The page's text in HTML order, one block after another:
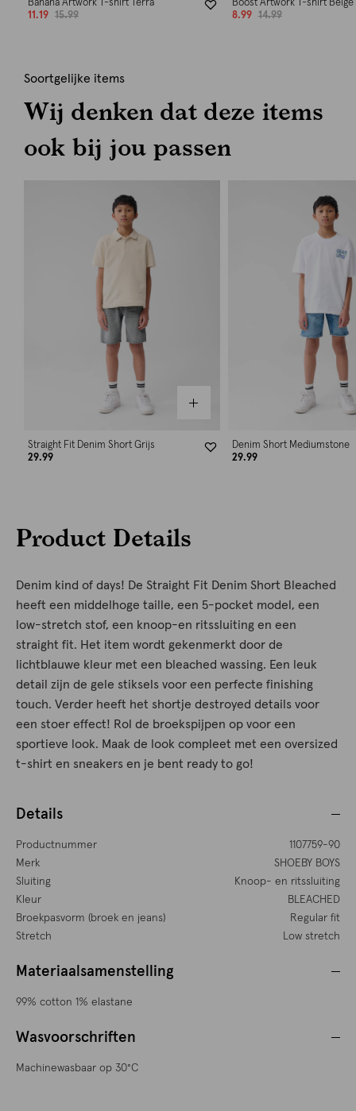
Banana Artwork T-shirt Terra
11.19
15.99
Boost Artwork T-shirt Beige
8.99
14.99
Soortgelijke items
Wij denken dat deze items
ook bij jou passen
Straight Fit Denim Short Grijs
29.99
Denim Short Mediumstone
29.99
Product Details
Denim kind of days! De Straight Fit Denim Short Bleached
heeft een middelhoge taille, een 5-pocket model, een
low-stretch stof, een knoop-en ritssluiting en een
straight fit. Het item wordt gekenmerkt door de
lichtblauwe kleur met een bleached wassing. Een leuk
detail zijn de gele stiksels voor een perfecte finishing
touch. Verder heeft het shortje destroyed details voor
een stoer effect! Rol de broekspijpen op voor een
sportieve look. Maak de look compleet met een oversized
t-shirt en sneakers en je bent ready to go!
Details
Productnummer
1107759-90
Merk
SHOEBY BOYS
Sluiting
Knoop- en ritssluiting
Kleur
BLEACHED
Broekpasvorm (broek en jeans)
Regular fit
Stretch
Low stretch
Materiaalsamenstelling
99% cotton 1% elastane
Wasvoorschriften
Machinewasbaar op 30°C